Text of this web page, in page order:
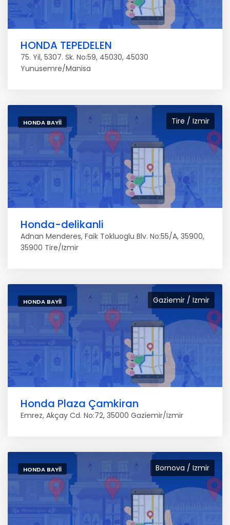
HONDA TEPEDELEN
75. Yil, 5307. Sk. No:59, 45030, 45030
Yunusemre/Manisa
Tire / Izmir
HONDA BAYII
Honda-delikanli
Adnan Menderes, Faik Tokluoglu Blv. No:55/A, 35900,
35900 Tire/Izmir
Gaziemir / Izmir
HONDA BAYII
Honda Plaza Çamkiran
Emrez, Akçay Cd. No:72, 35000 Gaziemir/Izmir
Bornova / Izmir
HONDA BAYII